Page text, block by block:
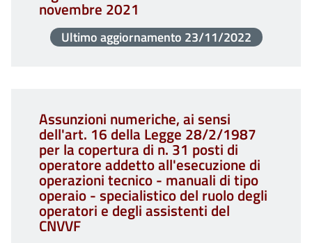
novembre 2021
Ultimo aggiornamento 23/11/2022
Assunzioni numeriche, ai sensi
dell'art. 16 della Legge 28/2/1987
per la copertura di n. 31 posti di
operatore addetto all'esecuzione di
operazioni tecnico - manuali di tipo
operaio - specialistico del ruolo degli
operatori e degli assistenti del
CNVVF